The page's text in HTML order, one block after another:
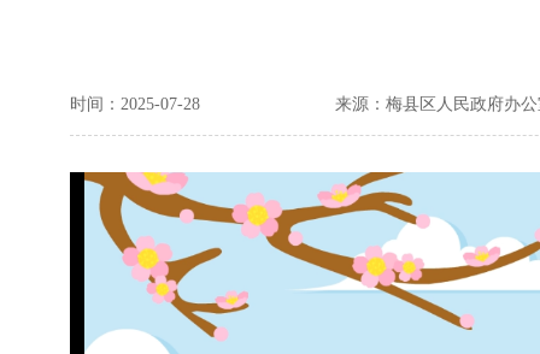
时间：2025-07-28 来源：梅县区人民政府办